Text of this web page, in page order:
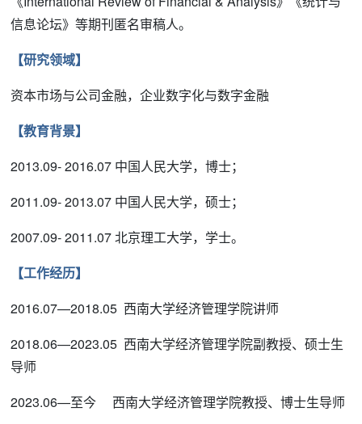
信息论坛》等期刊匿名审稿人。
【研究领域】
资本市场与公司金融，企业数字化与数字金融
【教育背景】
2013.09- 2016.07 中国人民大学，博士；
2011.09- 2013.07 中国人民大学，硕士；
2007.09- 2011.07 北京理工大学，学士。
【工作经历】
2016.07—2018.05 西南大学经济管理学院讲师
2018.06—2023.05 西南大学经济管理学院副教授、硕士生
导师
2023.06—至今 西南大学经济管理学院教授、博士生导师